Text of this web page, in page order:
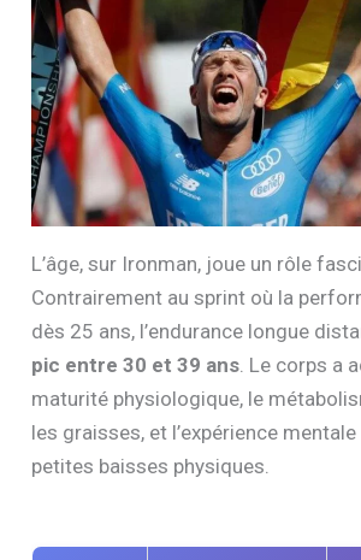
L’âge, sur Ironman, joue un rôle
Contrairement au sprint où la
dès 25 ans, l’endurance longue
pic entre 30 et 39 ans . Le corps a
maturité physiologique, le
les graisses, et l’expérience
petites baisses physiques.